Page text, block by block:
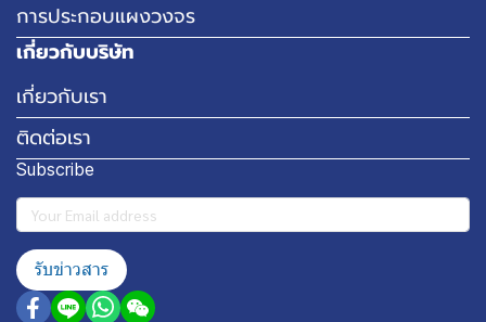
การประกอบแผงวงจร
เกี่ยวกับบริษัท
เกี่ยวกับเรา
ติดต่อเรา
Subscribe
รับข่าวสาร